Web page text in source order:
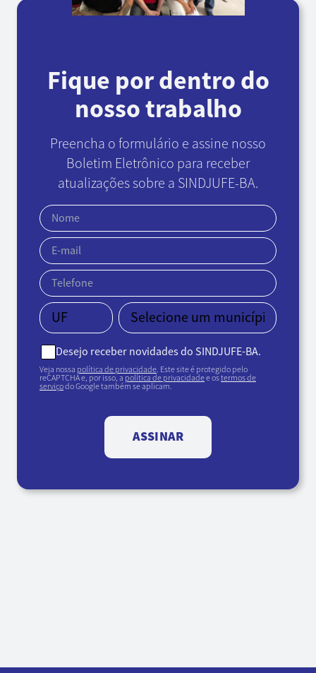
Fique por dentro do
nosso trabalho
Preencha o formulário e assine nosso
Boletim Eletrônico para receber
atualizações sobre a SINDJUFE-BA.
Desejo receber novidades do SINDJUFE-BA.
Veja nossa política de privacidade. Este site é protegido pelo
reCAPTCHA e, por isso, a política de privacidadee ostermos de
serviçodo Google também se aplicam.
ASSINAR